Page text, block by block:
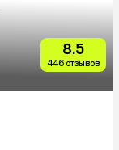
8.5
446 отзывов